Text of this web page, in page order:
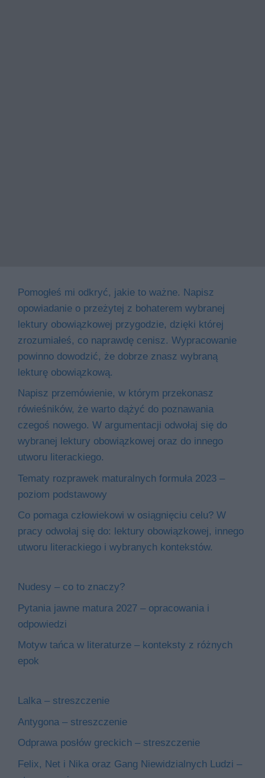
Pomogłeś mi odkryć, jakie to ważne. Napisz
opowiadanie o przeżytej z bohaterem wybranej
lektury obowiązkowej przygodzie, dzięki której
zrozumiałeś, co naprawdę cenisz. Wypracowanie
powinno dowodzić, że dobrze znasz wybraną
lekturę obowiązkową.
Napisz przemówienie, w którym przekonasz
rówieśników, że warto dążyć do poznawania
czegoś nowego. W argumentacji odwołaj się do
wybranej lektury obowiązkowej oraz do innego
utworu literackiego.
Tematy rozprawek maturalnych formuła 2023 –
poziom podstawowy
Co pomaga człowiekowi w osiągnięciu celu? W
pracy odwołaj się do: lektury obowiązkowej, innego
utworu literackiego i wybranych kontekstów.
Nudesy – co to znaczy?
Pytania jawne matura 2027 – opracowania i
odpowiedzi
Motyw tańca w literaturze – konteksty z różnych
epok
Lalka – streszczenie
Antygona – streszczenie
Odprawa posłów greckich – streszczenie
Felix, Net i Nika oraz Gang Niewidzialnych Ludzi –